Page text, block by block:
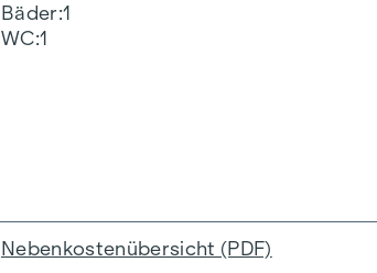
Bäder 1
WC 1
Nebenkostenübersicht (PDF)